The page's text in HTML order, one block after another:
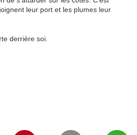
leur port et les plumes leur
derrière soi.